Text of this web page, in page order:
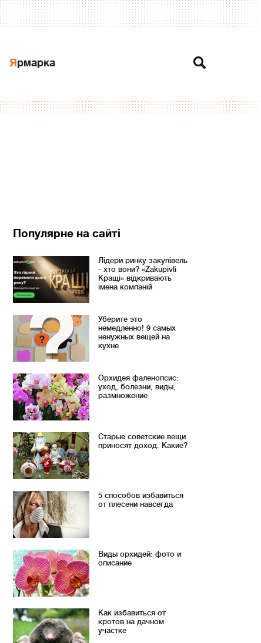
Ярмарка
Популярне на сайті
Лідери ринку закупівель
- хто вони? «Zakupivli
Кращі» відкривають
імена компаній
Уберите это
немедленно! 9 самых
ненужных вещей на
кухне
Орхидея фаленопсис:
уход, болезни, виды,
размножение
Старые советские вещи
приносят доход. Какие?
5 способов избавиться
от плесени навсегда
Виды орхидей: фото и
описание
Как избавиться от
кротов на дачном
участке